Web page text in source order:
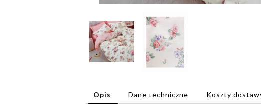
Opis Dane techniczne Koszty